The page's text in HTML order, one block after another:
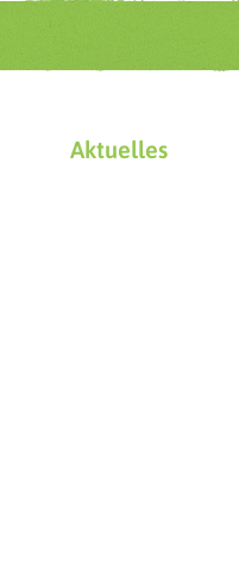
Aktuelles